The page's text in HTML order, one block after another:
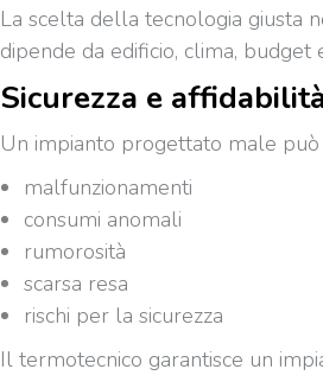
La scelta della tecnologia giusta
dipende da edificio, clima, budget
Sicurezza e
Un impianto progettato male può
malfunzionamenti
consumi anomali
rumorosità
scarsa resa
rischi per la sicurezza
Il termotecnico garantisce un